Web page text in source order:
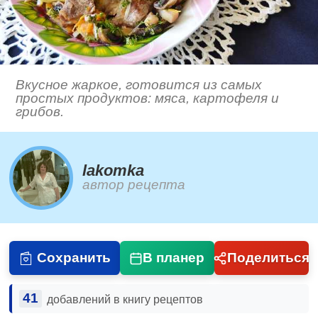
Вкусное жаркое, готовится из самых
простых продуктов: мяса, картофеля и
грибов.
lakomka
автор рецепта
Сохранить В планер Поделиться
41 добавлений в книгу рецептов